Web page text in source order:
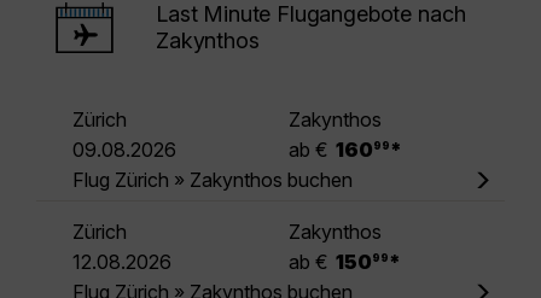
Last Minute Flugangebote nach
Zakynthos
Zürich
Zakynthos
09.08.2026
ab € 160 99 *
Flug Zürich » Zakynthos buchen
Zürich
Zakynthos
12.08.2026
ab € 150 99 *
Flug Zürich » Zakynthos buchen